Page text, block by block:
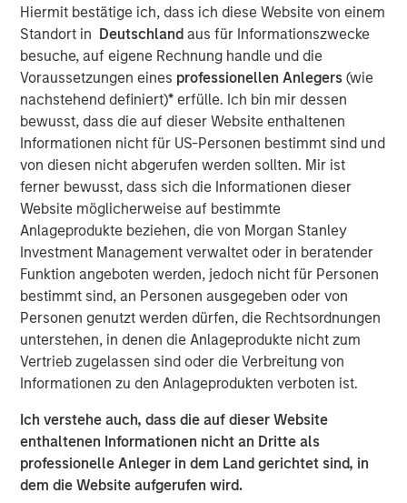
Hiermit bestätige ich, dass ich diese Website von einem
Standort in Deutschland aus für Informationszwecke
besuche, auf eigene Rechnung handle und die
Voraussetzungen eines professionellen Anlegers(wie
nachstehend definiert)* erfülle. Ich bin mir dessen
bewusst, dass die auf dieser Website enthaltenen
Informationen nicht für US-Personen bestimmt sind und
von diesen nicht abgerufen werden sollten. Mir ist
ferner bewusst, dass sich die Informationen dieser
Website möglicherweise auf bestimmte
Anlageprodukte beziehen, die von Morgan Stanley
Investment Management verwaltet oder in beratender
Funktion angeboten werden, jedoch nicht für Personen
bestimmt sind, an Personen ausgegeben oder von
Personen genutzt werden dürfen, die Rechtsordnungen
unterstehen, in denen die Anlageprodukte nicht zum
Vertrieb zugelassen sind oder die Verbreitung von
Informationen zu den Anlageprodukten verboten ist.
Ich verstehe auch, dass die auf dieser Website
enthaltenen Informationen nicht an Dritte als
professionelle Anleger in dem Land gerichtet sind, in
dem die Website aufgerufen wird.
Enterprise (HPE), and Morgan Stanley Expansion Capital,
along with early investor Sequoia Capital and others. The
investment is a testament to Cohesity’s leadership in
transforming data center and cloud operations with web-
scale simplicity for secondary data. This round brings
total equity raised to $410 million, outpacing all other
Series D enterprise software investments in the United
States over the last 18 months. This is only the second
time SoftBank Investment Advisers has invested in an
enterprise software company. Cohesity is using the
investment to power large-scale global expansion by
attacking a problem that enterprises currently spend an
estimated $60 billion each year to address using
separate point solutions.
“Cohesity pioneered hyperconverged secondary storage
as a first stepping stone on the path to a much larger
transformation of enterprise infrastructure spanning
managing partner, SoftBank Investment Advisers. “We
believe that Cohesity’s web-scale Google-like approach,
cloud-native architecture, and incredible simplicity is
changing the business of IT in a fundamental way.”